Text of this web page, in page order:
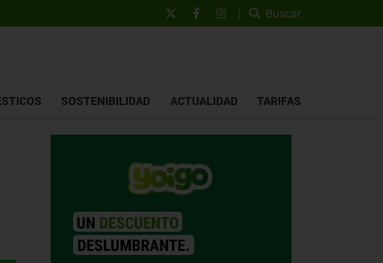
| Buscar
SOSTENIBILIDAD ACTUALIDAD TARIFAS